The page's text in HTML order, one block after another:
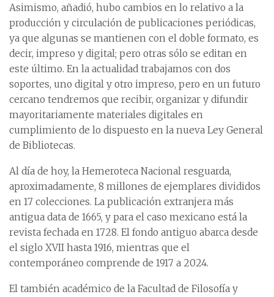
Asimismo, añadió, hubo cambios en lo relativo a la
producción y circulación de publicaciones periódicas,
ya que algunas se mantienen con el doble formato, es
decir, impreso y digital; pero otras sólo se editan en
este último. En la actualidad trabajamos con dos
soportes, uno digital y otro impreso, pero en un futuro
cercano tendremos que recibir, organizar y difundir
mayoritariamente materiales digitales en
cumplimiento de lo dispuesto en la nueva Ley General
de Bibliotecas.
Al día de hoy, la Hemeroteca Nacional resguarda,
aproximadamente, 8 millones de ejemplares divididos
en 17 colecciones. La publicación extranjera más
antigua data de 1665, y para el caso mexicano está la
revista fechada en 1728. El fondo antiguo abarca desde
el siglo XVII hasta 1916, mientras que el
contemporáneo comprende de 1917 a 2024.
El también académico de la Facultad de Filosofía y